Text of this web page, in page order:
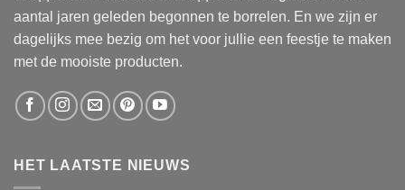
aantal jaren geleden begonnen te borrelen. En we zijn er
dagelijks mee bezig om het voor jullie een feestje te maken
met de mooiste producten.
HET LAATSTE NIEUWS